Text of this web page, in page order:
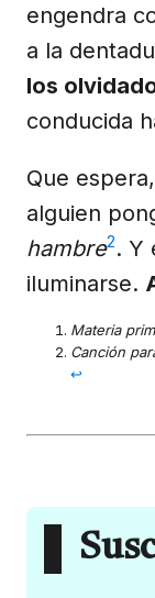
engendra
a la
los
conducida
Que
alguien
hambre2. Y
iluminarse.
Materia
Canción
↩︎